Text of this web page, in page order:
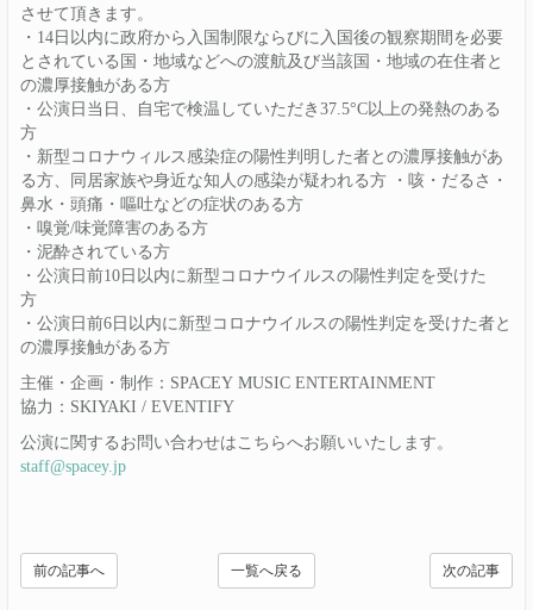
させて頂きます。
・14日以内に政府から入国制限ならびに入国後の観察期間を必要
とされている国・地域などへの渡航及び当該国・地域の在住者と
の濃厚接触がある方
・公演日当日、自宅で検温していただき37.5°C以上の発熱のある
方
・新型コロナウィルス感染症の陽性判明した者との濃厚接触があ
る方、同居家族や身近な知人の感染が疑われる方 ・咳・だるさ・
鼻水・頭痛・嘔吐などの症状のある方
・嗅覚/味覚障害のある方
・泥酔されている方
・公演日前10日以内に新型コロナウイルスの陽性判定を受けた
方
・公演日前6日以内に新型コロナウイルスの陽性判定を受けた者と
の濃厚接触がある方
主催・企画・制作：SPACEY MUSIC ENTERTAINMENT
協力：SKIYAKI / EVENTIFY
公演に関するお問い合わせはこちらへお願いいたします。
staff@spacey.jp
次の記事
一覧へ戻る
前の記事へ